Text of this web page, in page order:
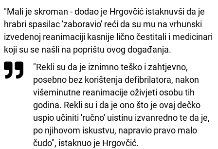
"Mali je skroman - dodao je Hrgovčić istaknuvši da je
hrabri spasilac 'zaboravio' reći da su mu na vrhunski
izvedenoj reanimaciji kasnije lično čestitali i medicinari
koji su se našli na poprištu ovog događanja.
"Rekli su da je iznimno teško i zahtjevno,
posebno bez korištenja defibrilatora, nakon
višeminutne reanimacije oživjeti osobu tih
godina. Rekli su i da je ono što je ovaj dečko
uspio učiniti 'ručno' uistinu izvanredno te da je,
po njihovom iskustvu, napravio pravo malo
čudo", istaknuo je Hrgovčić.